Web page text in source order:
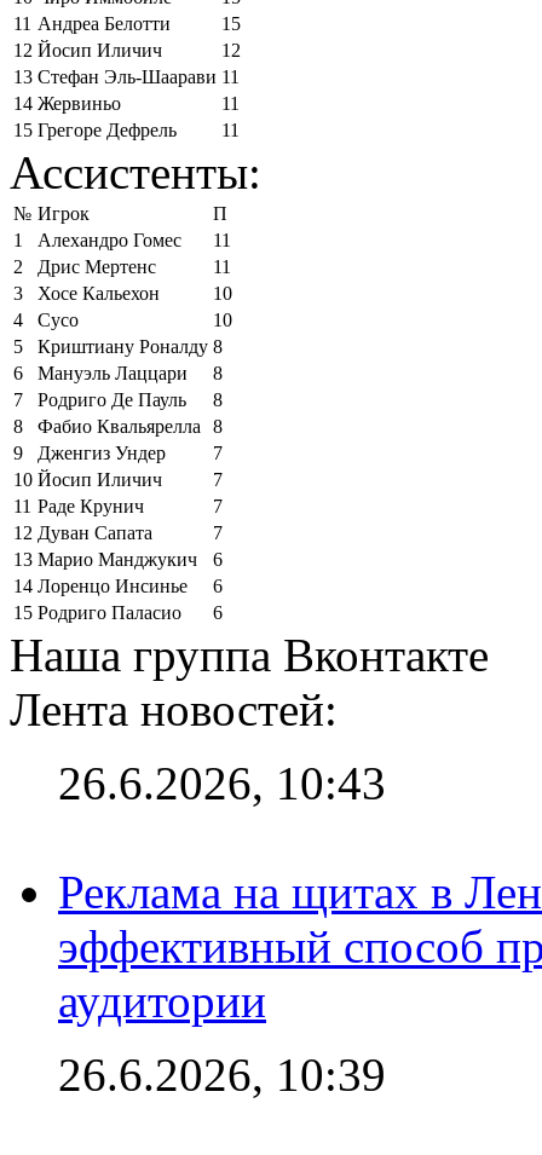
11 Андреа Белотти
15
12 Йосип Иличич
12
13 Стефан Эль-Шаарави 11
14 Жервиньо
11
15 Грегоре Дефрель 11
Ассистенты:
№ Игрок
П
1
Алехандро Гомес
11
2
Дрис Мертенс
11
3
Хосе Кальехон
10
4
Сусо
10
5
Криштиану Роналду 8
6
Мануэль Лаццари
8
7
Родриго Де Пауль
8
8
Фабио Квальярелла
8
9
Дженгиз Ундер
7
10 Йосип Иличич
7
11 Раде Крунич
7
12 Дуван Сапата
7
13 Марио Манджукич
6
14 Лоренцо Инсинье
6
15 Родриго Паласио 6
Наша группа Вконтакте
Лента новостей:
26.6.2026, 10:43
Реклама на щитах в
эффективный способ
аудитории
26.6.2026, 10:39